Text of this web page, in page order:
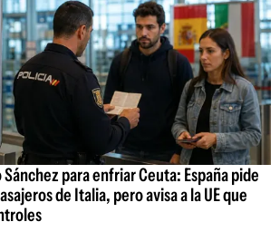
Sánchez para enfriar Ceuta: España pide
de Italia, pero avisa a la UE que